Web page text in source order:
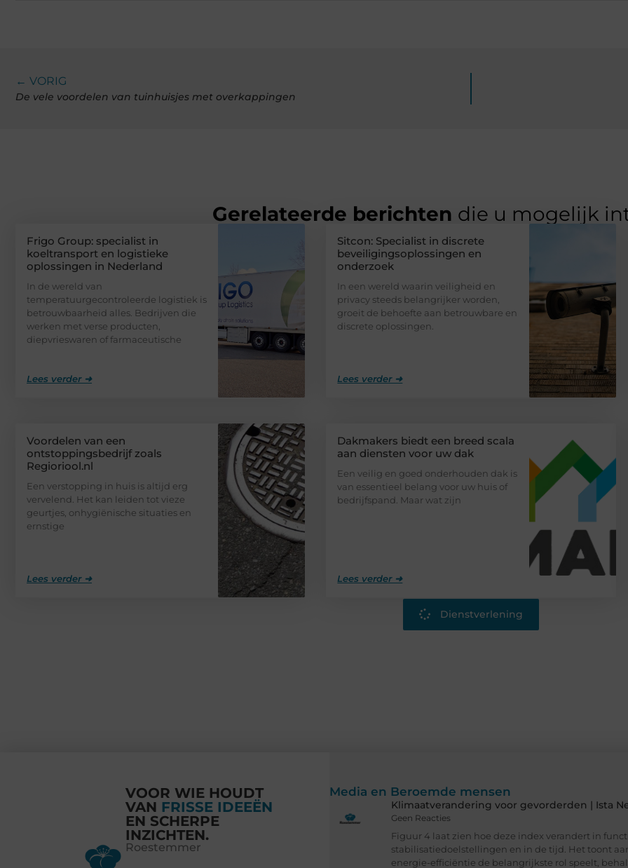
← VORIG
De vele voordelen van tuinhuisjes met overkappingen
Gerelateerde berichten die u mogelijk
Frigo Group: specialist in
koeltransport en logistieke
oplossingen in Nederland
In de wereld van
temperatuurgecontroleerde logistiek is
betrouwbaarheid alles. Bedrijven die
werken met verse producten,
diepvrieswaren of farmaceutische
Lees verder ➜
Sitcon: Specialist in discrete
beveiligingsoplossingen en
onderzoek
In een wereld waarin veiligheid en
privacy steeds belangrijker worden,
groeit de behoefte aan betrouwbare en
discrete oplossingen.
Lees verder ➜
Voordelen van een
ontstoppingsbedrijf zoals
Regioriool.nl
Een verstopping in huis is altijd erg
vervelend. Het kan leiden tot vieze
geurtjes, onhygiënische situaties en
ernstige
Lees verder ➜
Dakmakers biedt een breed scala
aan diensten voor uw dak
Een veilig en goed onderhouden dak is
van essentieel belang voor uw huis of
bedrijfspand. Maar wat zijn
Lees verder ➜
Dienstverlening
VOOR WIE HOUDT
VAN FRISSE IDEEËN
EN SCHERPE
INZICHTEN.
Roestemmer
Media en Beroemde mensen
Klimaatverandering voor gevorderden | Ista
Geen Reacties
Figuur 4 laat zien hoe deze index verandert in
stabilisatiedoelstellingen en in de tijd. Het toont
energie-efficiëntie de belangrijkste rol speelt,